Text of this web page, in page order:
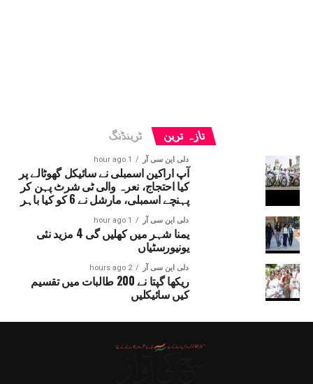
تازہ ترین ٹرینڈنگ
دلی این سی آر 1 hour ago
آپ اراکین اسمبلی نے سائیکل گھوٹالے پر
کیا احتجاج، نعرہ والی ٹی شرٹ پہن کر
پہنچے اسمبلی، مارشل نے 6 کو کیا باہر
دلی این سی آر 1 hour ago
یمنا شہر میں کھلیں گی 4 مزید نئی
یونیورسٹیاں
دلی این سی آر 2 hours ago
ریکھا گپتا نے 200 طالبات میں تقسیم
کیں سائیکلیں